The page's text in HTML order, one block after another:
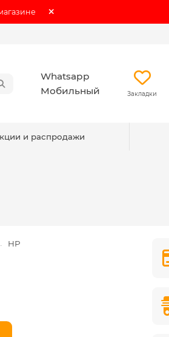
Whatsapp
Мобильный
Закладки
и распродажи
HP